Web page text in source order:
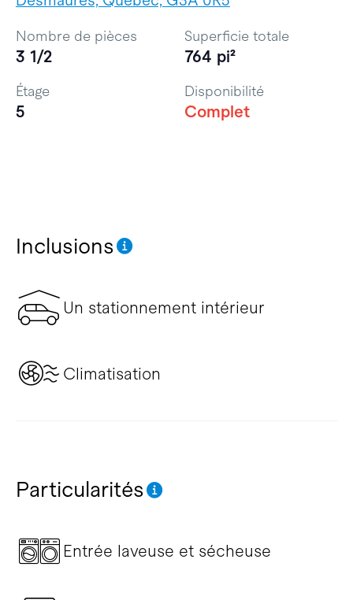
Inclusions
Un stationnement intérieur
Climatisation
Particularités
Entrée laveuse et sécheuse
Nombre de pièces
3 1/2
Superficie totale
764 pi²
Étage
5
Disponibilité
Complet